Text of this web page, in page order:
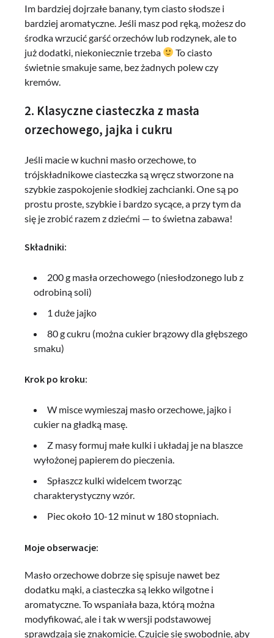
Im bardziej dojrzałe banany, tym ciasto słodsze i
bardziej aromatyczne. Jeśli masz pod ręką, możesz do
środka wrzucić garść orzechów lub rodzynek, ale to
już dodatki, niekoniecznie trzeba
To ciasto
świetnie smakuje same, bez żadnych polew czy
kremów.
2. Klasyczne ciasteczka z masła
orzechowego, jajka i cukru
Jeśli macie w kuchni masło orzechowe, to
trójskładnikowe ciasteczka są wręcz stworzone na
szybkie zaspokojenie słodkiej zachcianki. One są po
prostu proste, szybkie i bardzo sycące, a przy tym da
się je zrobić razem z dziećmi — to świetna zabawa!
Składniki:
200 g masła orzechowego (niesłodzonego lub z
odrobiną soli)
1 duże jajko
80 g cukru (można cukier brązowy dla głębszego
smaku)
Krok po kroku:
W misce wymieszaj masło orzechowe, jajko i
cukier na gładką masę.
Z masy formuj małe kulki i układaj je na blaszce
wyłożonej papierem do pieczenia.
Spłaszcz kulki widelcem tworząc
charakterystyczny wzór.
Piec około 10-12 minut w 180 stopniach.
Moje obserwacje:
Masło orzechowe dobrze się spisuje nawet bez
dodatku mąki, a ciasteczka są lekko wilgotne i
aromatyczne. To wspaniała baza, którą można
modyfikować, ale i tak w wersji podstawowej
sprawdzają się znakomicie. Czujcie się swobodnie, aby